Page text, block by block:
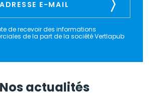
de recevoir des informations
de la part de la société Vertlapub
Nos actualités